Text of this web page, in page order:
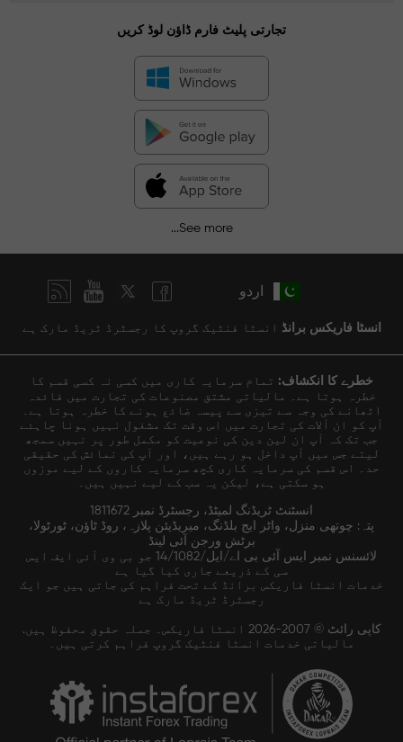
تجارتی پلیٹ فارم ڈاؤن لوڈ کریں
See more...
اردو
انسٹا فاریکس برانڈ انسٹا فنٹیک گروپ کا رجسٹرڈ ٹریڈ مارک ہے
خطرے کا انکشاف: تمام سرمایہ کاری میں کسی نہ کسی قسم کا
خطرہ ہوتا ہے۔ مالیاتی مشتق مصنوعات کی تجارت میں فائدہ
اٹھانے کی وجہ سے تیزی سے پیسہ ضائع ہونے کا خطرہ ہوتا ہے۔
آپ کو ان آلات کی تجارت میں اس وقت تک مشغول نہیں ہونا چاہئے
جب تک کہ آپ ان لین دین کی نوعیت کو مکمل طور پر نہیں سمجھ
لیتے جس میں آپ داخل ہو رہے ہیں، اور آپ کی نمائش کی حقیقی
حد۔ اس قسم کی سرمایہ کاری کچھ سرمایہ کاروں کے لیے موزوں
ہو سکتی ہے، لیکن یہ سب کے لیے نہیں ہیں۔
انسٹنٹ ٹریڈنگ لمیٹڈ، رجسٹرڈ نمبر 1811672
پتہ: چوتھی منزل، واٹر ایج بلڈنگ، میریڈیئن پلازہ، روڈ ٹاؤن، ٹورٹولا،
برٹش ورجن آئی لینڈ
لائسنس نمبر ایس آئی بی اے/ایل/14/1082 جو بی وی آئی ایف ایس
سی کے ذریعے جاری کیا گیا ہے
خدمات انسٹا فاریکس برانڈ کے تحت فراہم کی جاتی ہیں جو ایک
رجسٹرڈ ٹریڈ مارک ہے
کاپی رائٹ © 2007-2026 انسٹا فاریکس۔ جملہ حقوق محفوظ ہیں.
مالیاتی خدمات انسٹا فنٹیک گروپ فراہم کرتی ہیں۔